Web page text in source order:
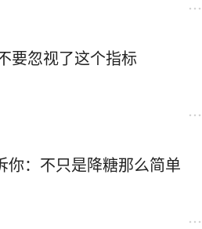
要忽视了这个指标
你：不只是降糖那么简单